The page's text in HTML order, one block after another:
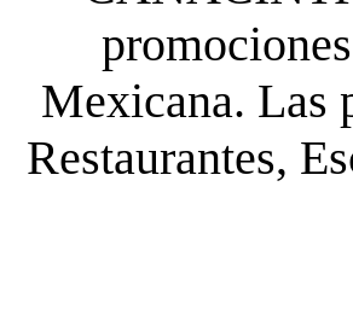
Mexicana. Las
Restaurantes,